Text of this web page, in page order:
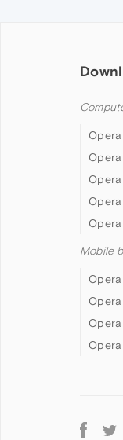
Opera
Mobile
Opera